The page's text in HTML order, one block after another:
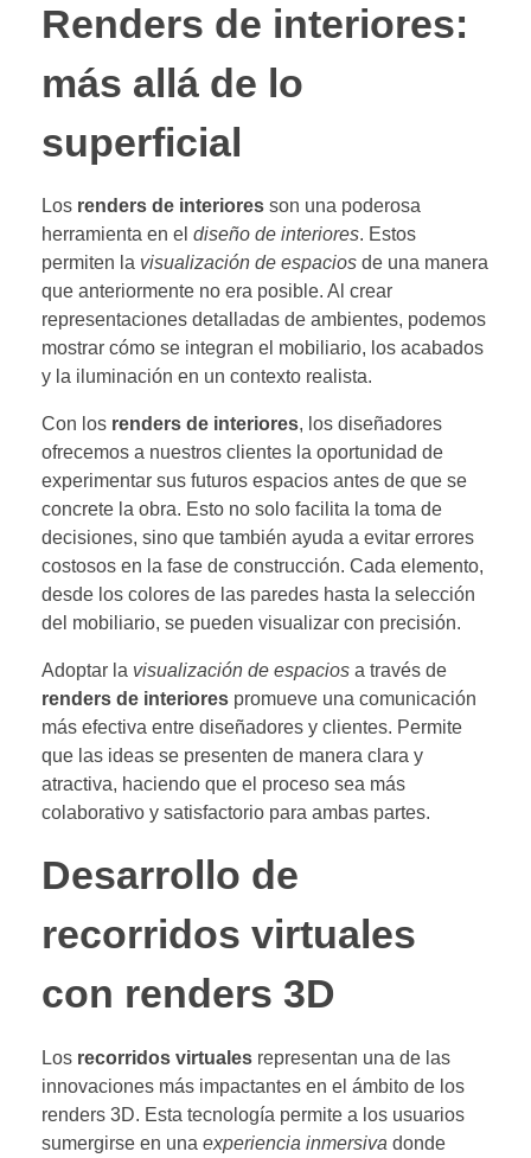
Renders de interiores:
más allá de lo
superficial
Los renders de interiores son una poderosa
herramienta en el diseño de interiores. Estos
permiten la visualización de espacios de una manera
que anteriormente no era posible. Al crear
representaciones detalladas de ambientes, podemos
mostrar cómo se integran el mobiliario, los acabados
y la iluminación en un contexto realista.
Con los renders de interiores, los diseñadores
ofrecemos a nuestros clientes la oportunidad de
experimentar sus futuros espacios antes de que se
concrete la obra. Esto no solo facilita la toma de
decisiones, sino que también ayuda a evitar errores
costosos en la fase de construcción. Cada elemento,
desde los colores de las paredes hasta la selección
del mobiliario, se pueden visualizar con precisión.
Adoptar la visualización de espacios a través de
renders de interiores promueve una comunicación
más efectiva entre diseñadores y clientes. Permite
que las ideas se presenten de manera clara y
atractiva, haciendo que el proceso sea más
colaborativo y satisfactorio para ambas partes.
Desarrollo de
recorridos virtuales
con renders 3D
Los recorridos virtuales representan una de las
innovaciones más impactantes en el ámbito de los
renders 3D. Esta tecnología permite a los usuarios
sumergirse en una experiencia inmersiva donde